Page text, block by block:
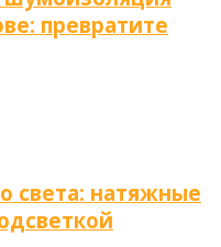
превратите
света: натяжные